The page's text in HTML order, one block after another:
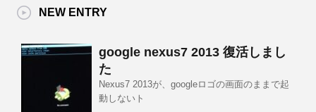
NEW ENTRY
google nexus7 2013 復活しまし
た
Nexus7 2013が、googleロゴの画面のままで起
動しないト